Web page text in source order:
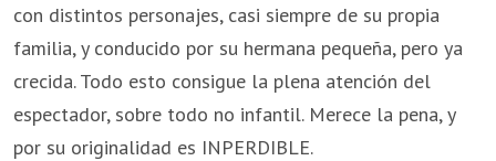
con distintos personajes, casi siempre de su propia
familia, y conducido por su hermana pequeña, pero ya
crecida. Todo esto consigue la plena atención del
espectador, sobre todo no infantil. Merece la pena, y
por su originalidad es INPERDIBLE.